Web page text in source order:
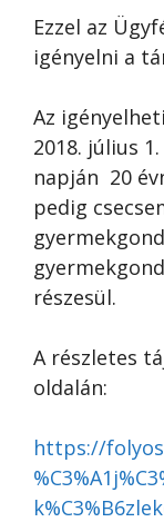
Ezzel az
igényelni a
Az
2018. július
napján 20
pedig
részesül.
A részletes
oldalán:
https://